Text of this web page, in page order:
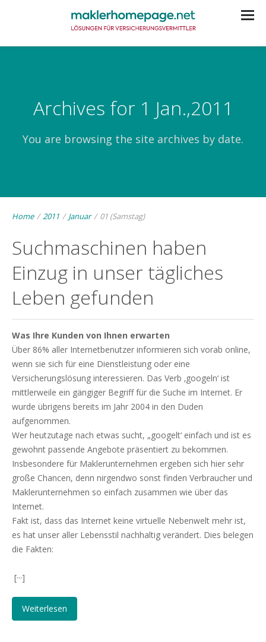
Archives for 1 Jan.,2011
You are browsing the site archives by date.
Home /2011 / Januar / 01 (Samstag)
Suchmaschinen haben
Einzug in unser tägliches
Leben gefunden
Was Ihre Kunden von Ihnen erwarten
Über 86% aller Internetbenutzer informieren sich vorab online,
wenn sie sich für eine Dienstleistung oder eine
Versicherungslösung interessieren. Das Verb ‚googeln‘ ist
mittlerweile ein gängiger Begriff für die Suche im Internet. Er
wurde übrigens bereits im Jahr 2004 in den Duden
aufgenommen.
Wer heutzutage nach etwas sucht, „googelt‘ einfach und ist es
gewohnt passende Angebote präsentiert zu bekommen.
Insbesondere für Maklerunternehmen ergeben sich hier sehr
große Chancen, denn nirgendwo sonst finden Verbraucher und
Maklerunternehmen so einfach zusammen wie über das
Internet.
Fakt ist, dass das Internet keine virtuelle Nebenwelt mehr ist,
es hat unser aller Lebensstil nachhaltig verändert. Dies belegen
die Fakten:
[···]
Weiterlesen